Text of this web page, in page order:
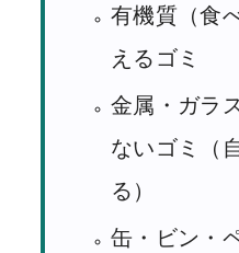
有機質（食
えるゴミ
金属・ガラ
ないゴミ（
る）
缶・ビン・